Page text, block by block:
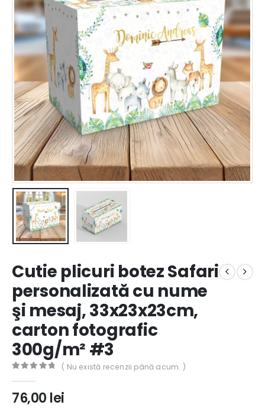
Cutie plicuri botez Safari
personalizată cu nume
şi mesaj, 33x23x23cm,
carton fotografic
300g/m² #3
( Nu există recenzii până acum. )
76,00 lei